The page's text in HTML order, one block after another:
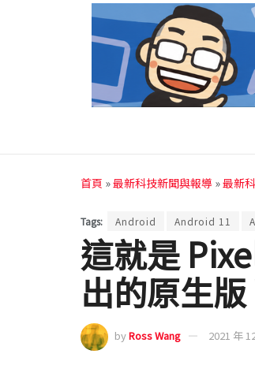
首頁 »最新科技新聞與報導 »最新
Tags: Android Android 11
這就是
出的原生
byRoss Wang 2021 年